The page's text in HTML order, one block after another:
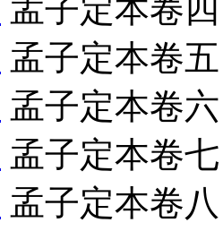
孟子定本卷四
孟子定本卷五
孟子定本卷六
孟子定本卷七
孟子定本卷八